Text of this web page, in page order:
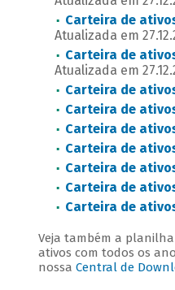
Carteira de
Atualizada em
Carteira de
Atualizada em
Carteira de
Carteira de
Carteira de
Carteira de
Carteira de
Carteira de
Carteira de
Veja também a
ativos com todos os
nossa Central de